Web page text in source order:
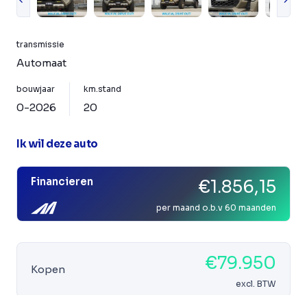
transmissie
Automaat
bouwjaar
0-2026
km.stand
20
Ik wil deze auto
Financieren €1.856,15
per maand o.b.v 60 maanden
Kopen €79.950
excl. BTW